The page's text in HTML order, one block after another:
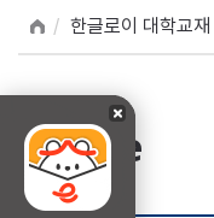
한글로이 대학교
Notice